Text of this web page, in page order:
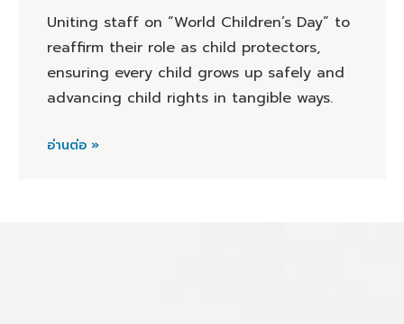
Uniting staff on “World Children’s Day” to
reaffirm their role as child protectors,
ensuring every child grows up safely and
advancing child rights in tangible ways.
อ่านต่อ »